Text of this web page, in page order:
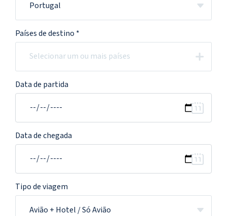
Portugal
Países de destino *
Data de partida
Data de chegada
Tipo de viagem
Avião + Hotel / Só Avião